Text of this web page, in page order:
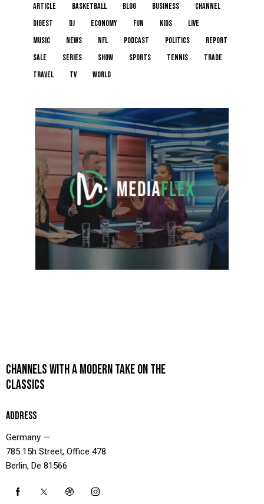
article basketball blog business
channel
digest
dj economy fun kids
live
music
news NFL podcast politics
report
sale
series show sports tennis
trade
travel
tv world
CHANNELS WITH A MODERN TAKE ON THE
CLASSICS
ADDRESS
Germany —
785 15h Street, Office 478
Berlin, De 81566